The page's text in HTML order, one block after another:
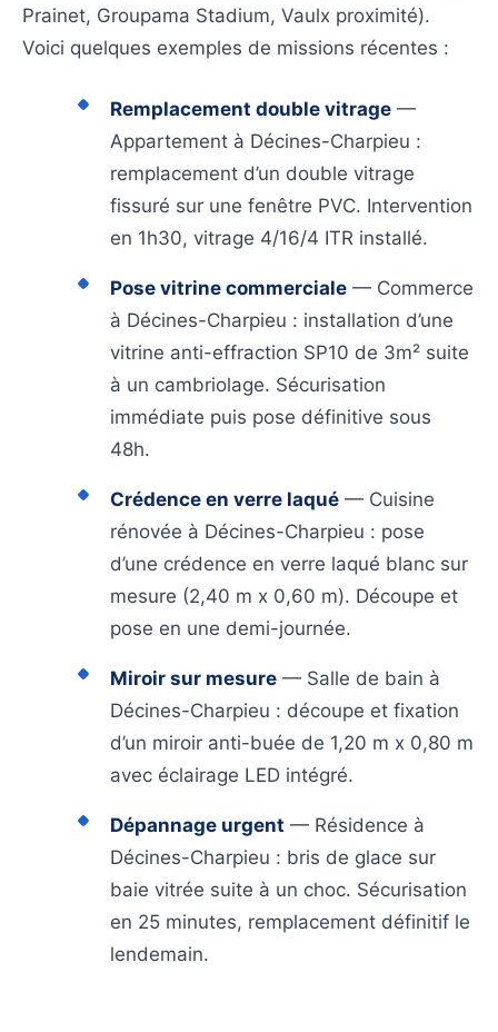
Prainet, Groupama Stadium, Vaulx proximité).
Voici quelques exemples de missions récentes :
Remplacement double vitrage —
Appartement à Décines-Charpieu :
remplacement d’un double vitrage
fissuré sur une fenêtre PVC. Intervention
en 1h30, vitrage 4/16/4 ITR installé.
Pose vitrine commerciale — Commerce
à Décines-Charpieu : installation d’une
vitrine anti-effraction SP10 de 3m² suite
à un cambriolage. Sécurisation
immédiate puis pose définitive sous
48h.
Crédence en verre laqué — Cuisine
rénovée à Décines-Charpieu : pose
d’une crédence en verre laqué blanc sur
mesure (2,40 m x 0,60 m). Découpe et
pose en une demi-journée.
Miroir sur mesure — Salle de bain à
Décines-Charpieu : découpe et fixation
d’un miroir anti-buée de 1,20 m x 0,80 m
avec éclairage LED intégré.
Dépannage urgent — Résidence à
Décines-Charpieu : bris de glace sur
baie vitrée suite à un choc. Sécurisation
en 25 minutes, remplacement définitif le
lendemain.